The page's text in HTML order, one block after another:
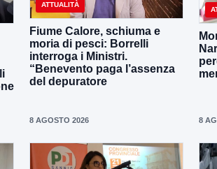
ATTUALITÀ
Fiume Calore, schiuma e
moria di pesci: Borrelli
interroga i Ministri.
“Benevento paga l’assenza
del depuratore
8 AGOSTO 2026 8